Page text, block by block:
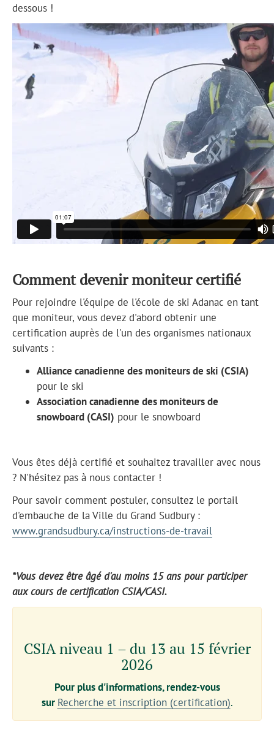
dessous !
Comment devenir moniteur certifié
Pour rejoindre l'équipe de l'école de ski Adanac en tant
que moniteur, vous devez d'abord obtenir une
certification auprès de l'un des organismes nationaux
suivants :
Alliance canadienne des moniteurs de ski (CSIA)
pour le ski
Association canadienne des moniteurs de
snowboard (CASI) pour le snowboard
Vous êtes déjà certifié et souhaitez travailler avec nous
? N'hésitez pas à nous contacter !
Pour savoir comment postuler, consultez le portail
d'embauche de la Ville du Grand Sudbury :
www.grandsudbury.ca/instructions-de-travail
*Vous devez être âgé d'au moins 15 ans pour participer
aux cours de certification CSIA/CASI.
CSIA niveau 1 – du 13 au 15 février
2026
Pour plus d'informations, rendez-vous
sur Recherche et inscription (certification).